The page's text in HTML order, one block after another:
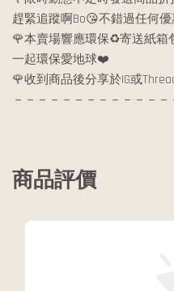
趕緊追蹤啊Bo😘不錯過任何
🌹本賣場響應環保♻️寄送紙箱
一起環保愛地球❤️
🌹收到商品後分享於IG或
－－－－－－－－－－－－－
商品評價